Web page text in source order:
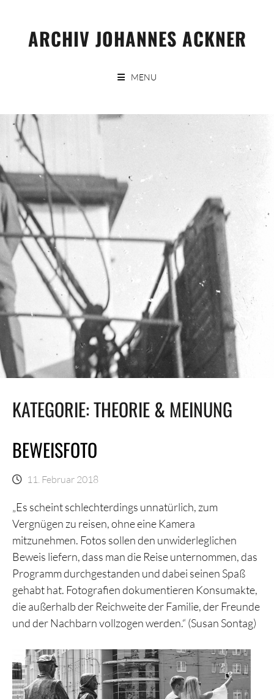
contentARCHIV JOHANNES ACKNER
MENU
KATEGORIE:THEORIE & MEINUNG
BEWEISFOTO
11. Februar 2018
„Es scheint schlechterdings unnatürlich, zum
Vergnügen zu reisen, ohne eine Kamera
mitzunehmen. Fotos sollen den unwiderleglichen
Beweis liefern, dass man die Reise unternommen, das
Programm durchgestanden und dabei seinen Spaß
gehabt hat. Fotografien dokumentieren Konsumakte,
die außerhalb der Reichweite der Familie, der Freunde
und der Nachbarn vollzogen werden.“ (Susan Sontag)